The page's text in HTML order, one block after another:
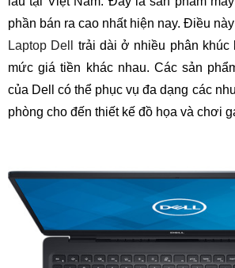
phần bán ra cao nhất hiện nay. Điều
Laptop Dell
trải dài ở nhiều phân khúc
mức giá tiền khác nhau. Các sản
của Dell có thể phục vụ đa dạng các
phòng cho đến thiết kế đồ họa và chơi